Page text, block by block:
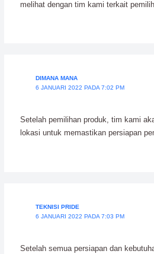
melihat dengan tim kami terkait
DIMANA MANA
6 JANUARI 2022 PADA 7:02 PM
Setelah pemilihan produk, tim kami
lokasi untuk memastikan persiapan
TEKNISI PRIDE
6 JANUARI 2022 PADA 7:03 PM
Setelah semua persiapan dan